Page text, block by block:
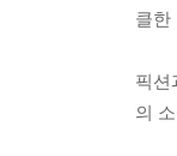
클한
픽션
의